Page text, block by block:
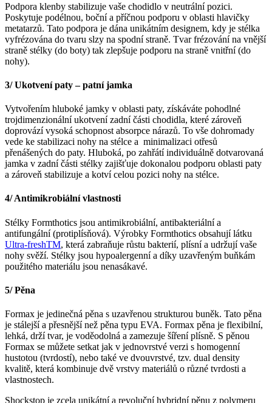
Podpora klenby stabilizuje vaše chodidlo v neutrální pozici.
Poskytuje podélnou, boční a příčnou podporu v oblasti hlavičky
metatarzů. Tato podpora je dána unikátním designem, kdy je stélka
vyfrézována do tvaru slzy na spodní straně. Tvar frézování na vnější
straně stélky (do boty) tak zlepšuje podporu na straně vnitřní (do
nohy).
3/ Ukotvení paty – patní jamka
Vytvořením hluboké jamky v oblasti paty, získáváte pohodlné
trojdimenzionální ukotvení zadní části chodidla, které zároveň
doprovází vysoká schopnost absorpce nárazů. To vše dohromady
vede ke stabilizaci nohy na stélce a minimalizaci otřesů
přenášených do paty. Hluboká, po zahřátí individuálně dotvarovaná
jamka v zadní části stélky zajišťuje dokonalou podporu oblasti paty
a zároveň stabilizuje a kotví celou pozici nohy na stélce.
4/ Antimikrobiální vlastnosti
Stélky Formthotics jsou antimikrobiální, antibakteriální a
antifungální (protiplísňová). Výrobky Formthotics obsahují látku
Ultra-freshTM, která zabraňuje růstu bakterií, plísní a udržují vaše
nohy svěží. Stélky jsou hypoalergenní a díky uzavřeným buňkám
použitého materiálu jsou nenasákavé.
5/ Pěna
Formax je jedinečná pěna s uzavřenou strukturou buněk. Tato pěna
je stálejší a přesnější než pěna typu EVA. Formax pěna je flexibilní,
lehká, drží tvar, je voděodolná a zamezuje šíření plísně. S pěnou
Formax se můžete setkat jak v jednovrstvé verzi s homogenní
hustotou (tvrdostí), nebo také ve dvouvrstvé, tzv. dual density
kvalitě, která kombinuje dvě vrstvy materiálů o různé tvrdosti a
vlastnostech.
Shockstop je zcela unikátní a revoluční hybridní pěnu z polymeru